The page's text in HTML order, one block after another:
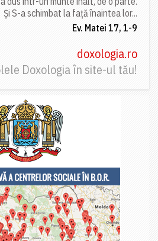
Și S-a schimbat la față înaintea lor...
Ev. Matei 17, 1-9
doxologia.ro
Doxologia în site-ul tău!